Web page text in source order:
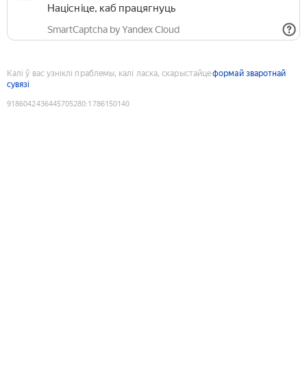
Націсніце, каб працягнуць
SmartCaptcha by Yandex Cloud
Калі ў вас узніклі праблемы, калі ласка, скарыстайцеформай зваротнай
сувязі
9186042436445705280:1786150140